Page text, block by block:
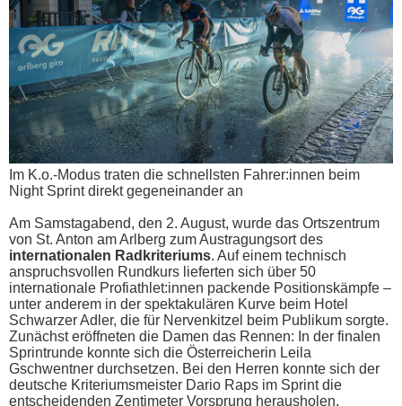
Im K.o.-Modus traten die schnellsten Fahrer:innen beim
Night Sprint direkt gegeneinander an
Am Samstagabend, den 2. August, wurde das Ortszentrum
von St. Anton am Arlberg zum Austragungsort des
internationalen Radkriteriums. Auf einem technisch
anspruchsvollen Rundkurs lieferten sich über 50
internationale Profiathlet:innen packende Positionskämpfe –
unter anderem in der spektakulären Kurve beim Hotel
Schwarzer Adler, die für Nervenkitzel beim Publikum sorgte.
Zunächst eröffneten die Damen das Rennen: In der finalen
Sprintrunde konnte sich die Österreicherin Leila
Gschwentner durchsetzen. Bei den Herren konnte sich der
deutsche Kriteriumsmeister Dario Raps im Sprint die
entscheidenden Zentimeter Vorsprung herausholen.